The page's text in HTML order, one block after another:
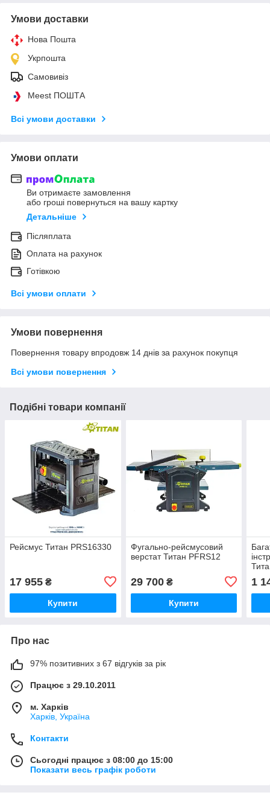
Умови доставки
Нова Пошта
Укрпошта
Самовивіз
Meest ПОШТА
Всі умови доставки
Умови оплати
Ви отримаєте замовлення
або гроші повернуться на вашу картку
Детальніше
Післяплата
Оплата на рахунок
Готівкою
Всі умови оплати
Умови повернення
Повернення товару впродовж 14 днів за рахунок покупця
Всі умови повернення
Подібні товари компанії
Рейсмус Титан PRS16330
17 955 ₴
Купити
Фугально-рейсмусовий
верстат Титан PFRS12
29 700₴
Купити
1
Про нас
97% позитивних з 67 відгуків за рік
Працює з 29.10.2011
м. Харків
Харків, Україна
Контакти
Сьогодні працює з 08:00 до 15:00
Показати весь графік роботи